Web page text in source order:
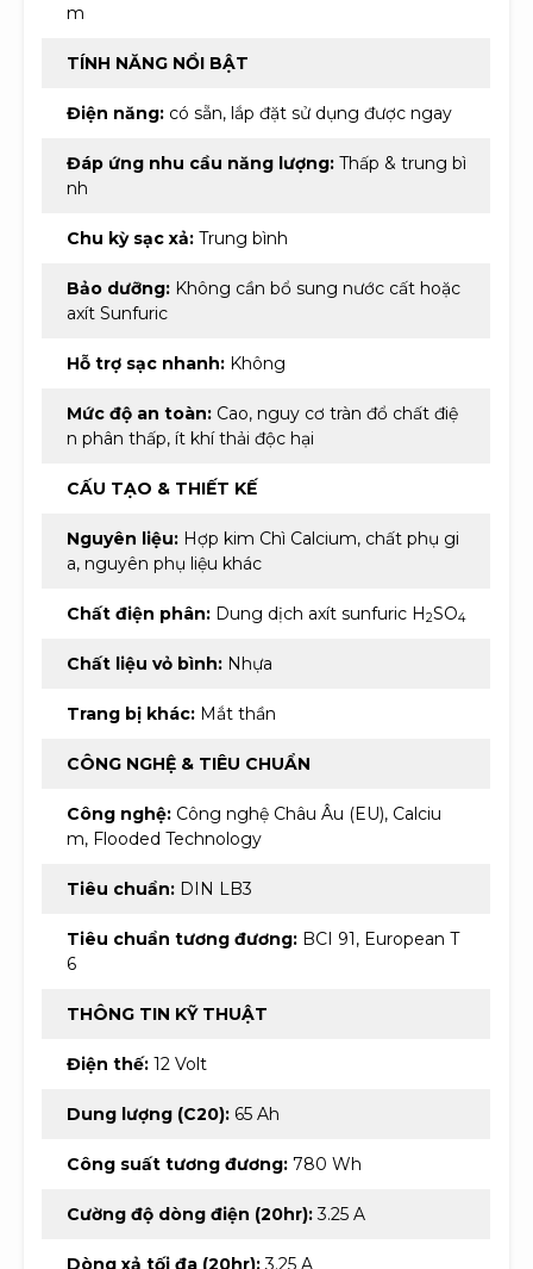
m
TÍNH NĂNG NỔI BẬT
Điện năng: có sẵn, lắp đặt sử dụng được ngay
Đáp ứng nhu cầu năng lượng: Thấp & trung bì
nh
Chu kỳ sạc xả: Trung bình
Bảo dưỡng: Không cần bổ sung nước cất hoặc
axít Sunfuric
Hỗ trợ sạc nhanh: Không
Mức độ an toàn: Cao, nguy cơ tràn đổ chất điệ
n phân thấp, ít khí thải độc hại
CẤU TẠO & THIẾT KẾ
Nguyên liệu: Hợp kim Chì Calcium, chất phụ gi
a, nguyên phụ liệu khác
Chất điện phân: Dung dịch axít sunfuric H2SO4
Chất liệu vỏ bình: Nhựa
Trang bị khác: Mắt thần
CÔNG NGHỆ & TIÊU CHUẨN
Công nghệ: Công nghệ Châu Âu (EU), Calciu
m, Flooded Technology
Tiêu chuẩn: DIN LB3
Tiêu chuẩn tương đương: BCI 91, European T
6
THÔNG TIN KỸ THUẬT
Điện thế: 12 Volt
Dung lượng (C20): 65 Ah
Công suất tương đương: 780 Wh
Cường độ dòng điện (20hr):3.25 A
Dòng xả tối đa (20hr):3.25 A